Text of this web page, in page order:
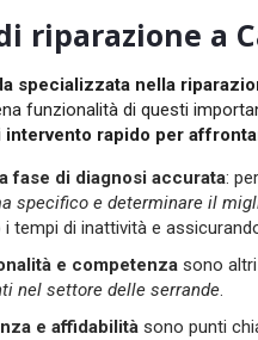
riparazione a
specializzata nella
funzionalità di questi
intervento rapido per
fase di diagnosi accurata:
specifico e determinare il
i tempi di inattività e
e competenza sono
nel settore delle serrande.
e affidabilità sono punti